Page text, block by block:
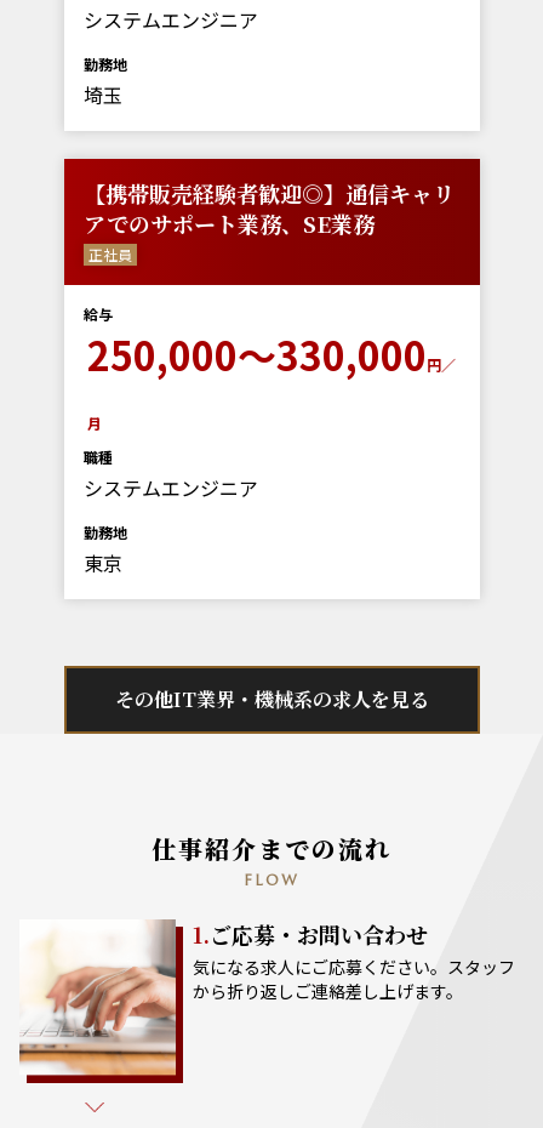
システムエンジニア
勤務地
埼玉
【携帯販売経験者歓迎◎】通信キャリ
アでのサポート業務、SE業務
正社員
給与
250,000～330,000円／
月
職種
システムエンジニア
勤務地
東京
その他IT業界・機械系の求人を見る
仕事紹介までの流れ
FLOW
1.ご応募・お問い合わせ
気になる求人にご応募ください。スタッフ
から折り返しご連絡差し上げます。